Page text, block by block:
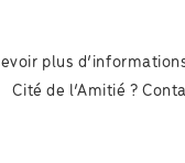
plus
Cité de l’Amitié ?